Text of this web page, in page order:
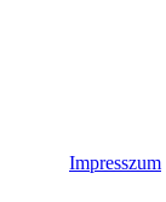
Impresszum